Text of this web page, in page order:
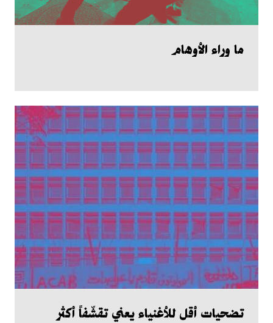
ما وراء الأوهام
تضحيات أقل للأغنياء يعني تقشّفاً أكثر